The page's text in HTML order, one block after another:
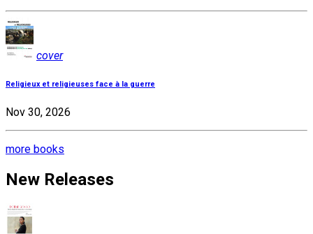
cover
Religieux et religieuses face à la guerre
Nov 30, 2026
more books
New Releases